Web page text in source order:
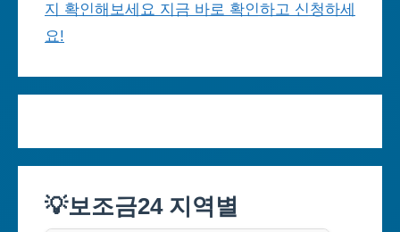
지 확인해보세요 지금 바로 확인하고 신청하세
요!
💡보조금24 지역별